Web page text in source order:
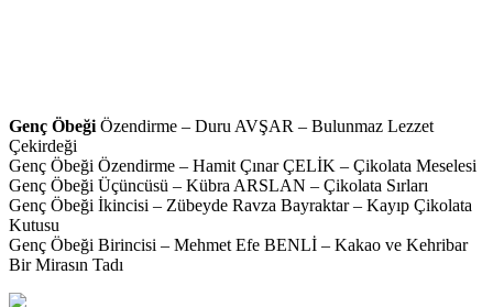
Genç Öbeği Özendirme – Duru AVŞAR – Bulunmaz Lezzet
Çekirdeği
Genç Öbeği Özendirme – Hamit Çınar ÇELİK – Çikolata Meselesi
Genç Öbeği Üçüncüsü – Kübra ARSLAN – Çikolata Sırları
Genç Öbeği İkincisi – Zübeyde Ravza Bayraktar – Kayıp Çikolata
Kutusu
Genç Öbeği Birincisi – Mehmet Efe BENLİ – Kakao ve Kehribar
Bir Mirasın Tadı